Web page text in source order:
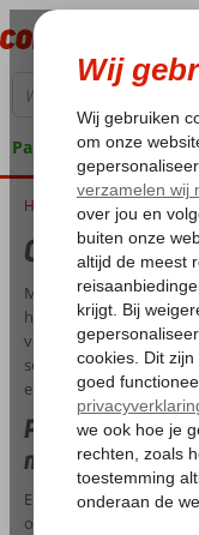
Pakketgarantie
Home Cruise in mei 2026
Cruise in mei
Mei is een van de beste
heerlijke lenteweer en
voor diegenen die
schoonheid van de
ervaren.
Prachtige
mei
Een cruise in mei biedt
ontspannend als